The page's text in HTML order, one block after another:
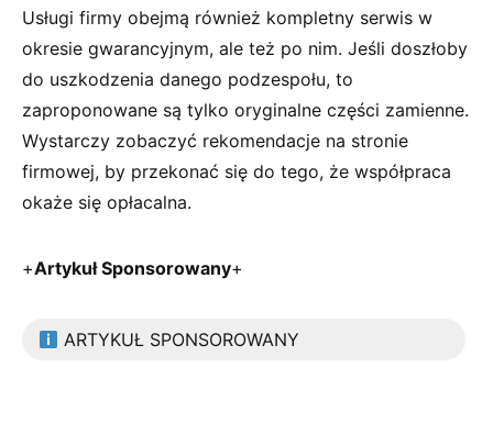
Usługi firmy obejmą również kompletny serwis w
okresie gwarancyjnym, ale też po nim. Jeśli doszłoby
do uszkodzenia danego podzespołu, to
zaproponowane są tylko oryginalne części zamienne.
Wystarczy zobaczyć rekomendacje na stronie
firmowej, by przekonać się do tego, że współpraca
okaże się opłacalna.
+Artykuł Sponsorowany+
ARTYKUŁ SPONSOROWANY